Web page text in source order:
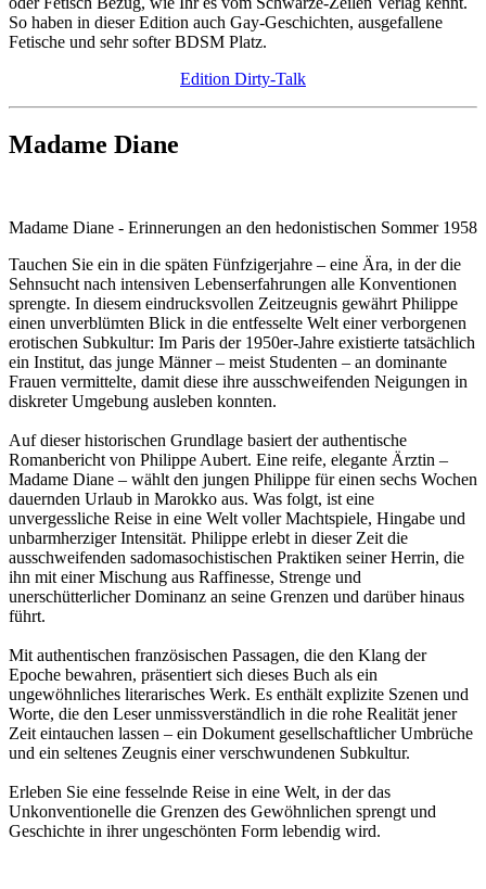
So haben in dieser Edition auch Gay-Geschichten, ausgefallene
Fetische und sehr softer BDSM Platz.
Edition Dirty-Talk
Madame Diane
Madame Diane - Erinnerungen an den hedonistischen Sommer 1958
Tauchen Sie ein in die späten Fünfzigerjahre – eine Ära, in der die
Sehnsucht nach intensiven Lebenserfahrungen alle Konventionen
sprengte. In diesem eindrucksvollen Zeitzeugnis gewährt Philippe
einen unverblümten Blick in die entfesselte Welt einer verborgenen
erotischen Subkultur: Im Paris der 1950er-Jahre existierte tatsächlich
ein Institut, das junge Männer – meist Studenten – an dominante
Frauen vermittelte, damit diese ihre ausschweifenden Neigungen in
diskreter Umgebung ausleben konnten.
Auf dieser historischen Grundlage basiert der authentische
Romanbericht von Philippe Aubert. Eine reife, elegante Ärztin –
Madame Diane – wählt den jungen Philippe für einen sechs Wochen
dauernden Urlaub in Marokko aus. Was folgt, ist eine
unvergessliche Reise in eine Welt voller Machtspiele, Hingabe und
unbarmherziger Intensität. Philippe erlebt in dieser Zeit die
ausschweifenden sadomasochistischen Praktiken seiner Herrin, die
ihn mit einer Mischung aus Raffinesse, Strenge und
unerschütterlicher Dominanz an seine Grenzen und darüber hinaus
führt.
Mit authentischen französischen Passagen, die den Klang der
Epoche bewahren, präsentiert sich dieses Buch als ein
ungewöhnliches literarisches Werk. Es enthält explizite Szenen und
Worte, die den Leser unmissverständlich in die rohe Realität jener
Zeit eintauchen lassen – ein Dokument gesellschaftlicher Umbrüche
und ein seltenes Zeugnis einer verschwundenen Subkultur.
Erleben Sie eine fesselnde Reise in eine Welt, in der das
Unkonventionelle die Grenzen des Gewöhnlichen sprengt und
Geschichte in ihrer ungeschönten Form lebendig wird.